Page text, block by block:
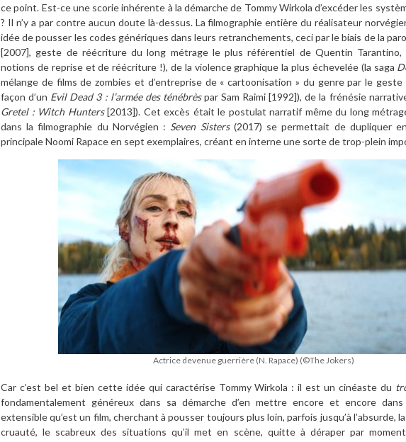
ce point. Est-ce une scorie inhérente à la démarche de Tommy Wirkola d’excéder les
? Il n’y a par contre aucun doute là-dessus. La filmographie entière du réalisateur
idée de pousser les codes génériques dans leurs retranchements, ceci par le biais de la
[2007], geste de réécriture du long métrage le plus référentiel de Quentin Tarantino,
notions de reprise et de réécriture !), de la violence graphique la plus échevelée (la saga
mélange de films de zombies et d’entreprise de « cartoonisation » du genre par le geste
façon d’un Evil Dead 3 : l’armée des ténébrèspar Sam Raimi [1992]), de la frénésie
Gretel : Witch Hunters[2013]). Cet excès était le postulat narratif même du long
dans la filmographie du Norvégien : Seven Sisters (2017) se permettait de dupliquer
principale Noomi Rapace en sept exemplaires, créant en interne une sorte de trop-plein
Actrice devenue guerrière (N. Rapace) (©The Jokers)
Car c’est bel et bien cette idée qui caractérise Tommy Wirkola : il est un cinéaste du
fondamentalement généreux dans sa démarche d’en mettre encore et encore
extensible qu’est un film, cherchant à pousser toujours plus loin, parfois jusqu’à l’absurde,
cruauté, le scabreux des situations qu’il met en scène, quitte à déraper par